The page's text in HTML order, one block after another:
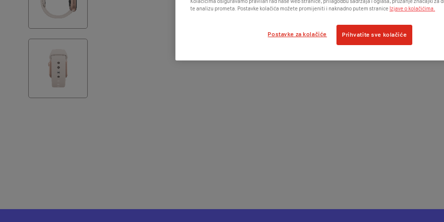
te analizu prometa. Postavke kolačića možete promijeniti i naknadno putem stranice Izjave o kolačićima.
Postavke za kolačiće Prihvatite sve kolačiće